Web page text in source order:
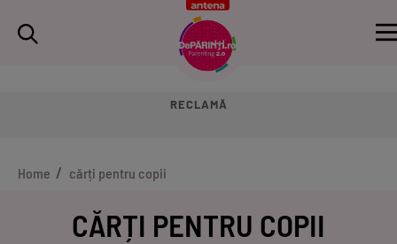
RECLAMĂ
Home cărți pentru copii
CĂRȚI PENTRU COPII